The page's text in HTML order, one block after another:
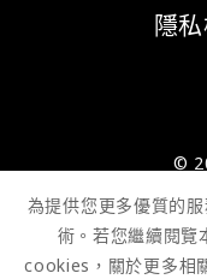
隱
©
為提供您更多優質的
術。若您繼續閱覽
cookies，關於更多相